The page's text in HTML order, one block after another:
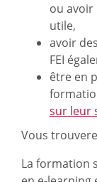
ou avoir
utile,
avoir
FEI
être en
sur leur
Vous
La formation